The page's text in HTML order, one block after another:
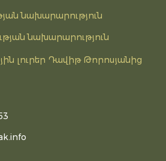
նախարարություն
նախարարություն
լուրեր Դավիթ Թորոսյանից